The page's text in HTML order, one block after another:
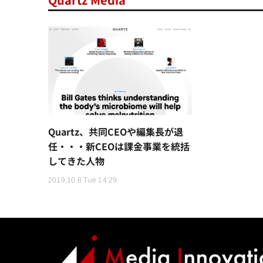
Quartz、共同CEOや編集長が退
任・・・新CEOは課金事業を統括
してきた人物
2019.10.8 Tue 14:29